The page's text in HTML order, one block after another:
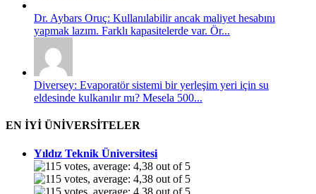
Dr. Aybars Oruç: Kullanılabilir ancak maliyet hesabını
yapmak lazım. Farklı kapasitelerde var. Ör...
Diversey: Evaporatör sistemi bir yerleşim yeri için su
eldesinde kulkanılır mı? Mesela 500...
EN İYİ ÜNİVERSİTELER
Yıldız Teknik Üniversitesi